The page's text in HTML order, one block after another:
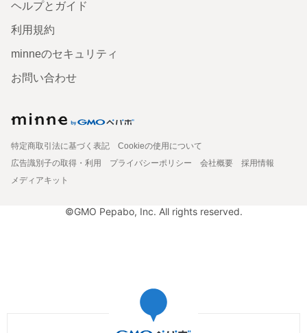
ヘルプとガイド
利用規約
minneのセキュリティ
お問い合わせ
特定商取引法に基づく表記
Cookieの使用について
広告識別子の取得・利用
プライバシーポリシー 会社概要
採用情報
メディアキット
©GMO Pepabo, Inc. All rights reserved.